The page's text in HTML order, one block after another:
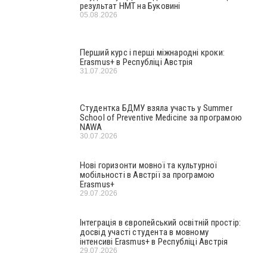
результат НМТ на Буковині
05.08.2026
Перший курс і перші міжнародні кроки:
Erasmus+ в Республіці Австрія
31.07.2026
Студентка БДМУ взяла участь у Summer
School of Preventive Medicine за програмою
NAWA
30.07.2026
Нові горизонти мовної та культурної
мобільності в Австрії за програмою
Erasmus+
29.07.2026
Інтеграція в європейський освітній простір:
досвід участі студента в мовному
інтенсиві Erasmus+ в Республіці Австрія
29.07.2026